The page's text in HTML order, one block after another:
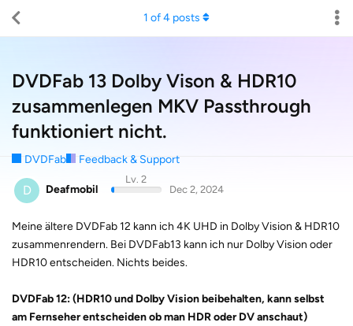
DVDFab 13 Dolby Vison & HDR10
zusammenlegen MKV Passthrough
funktioniert nicht.
DVDFab Feedback & Support
1 of4 posts
D Deafmobil
Lv. 2
Dec 2, 2024
Meine ältere DVDFab 12 kann ich 4K UHD in Dolby Vision & HDR10
zusammenrendern. Bei DVDFab13 kann ich nur Dolby Vision oder
HDR10 entscheiden. Nichts beides.
DVDFab 12: (HDR10 und Dolby Vision beibehalten, kann selbst
am Fernseher entscheiden ob man HDR oder DV anschaut)